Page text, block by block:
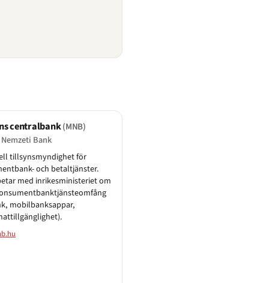
centralbank(MNB)
Bank
tillsynsmyndighet för
och betaltjänster.
med inrikesministeriet om
mobilbanksappar,